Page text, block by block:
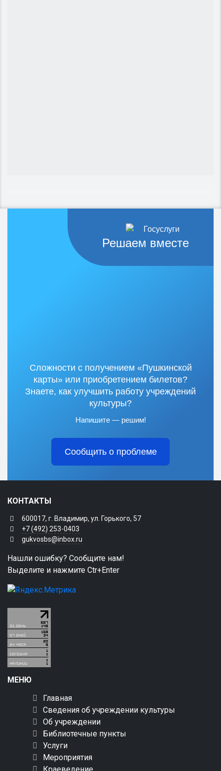
Решаем вместе
Сложности с получением «Пушкинской
карты» или приобретением билетов?
Знаете, как улучшить работу учреждений
культуры?
Напишите — решим!
Сообщить о проблеме
КОНТАКТЫ
600017, г. Владимир, ул. Горького, 57
+7 (492) 253-0403
gukvosbs@inbox.ru
Нашли ошибку? Сообщите нам!
Выделите и нажмите Ctr+Enter
МЕНЮ
Главная
Сведения об учреждении культуры
Об учреждении
Библиотечные пункты
Услуги
Мероприятия